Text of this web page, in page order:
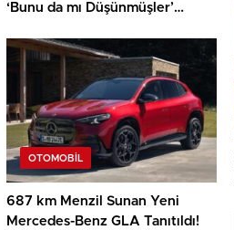
‘Bunu da mı Düşünmüşler’
Özelliği
OTOMOBIL
687 km Menzil Sunan Yeni
Mercedes-Benz GLA Tanıtıldı!